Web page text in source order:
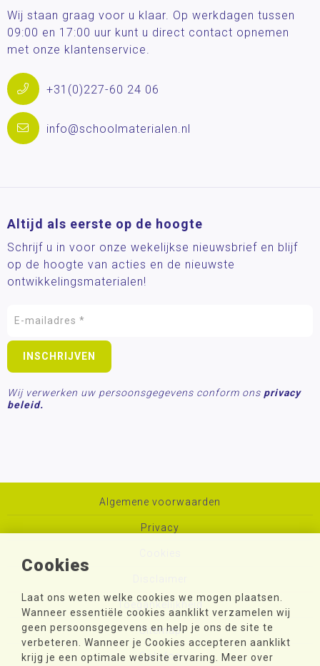
Cookies
Laat ons weten welke cookies we mogen plaatsen.
Wanneer essentiële cookies aanklikt verzamelen wij
geen persoonsgegevens en help je ons de site te
verbeteren. Wanneer je Cookies accepteren aanklikt
krijg je een optimale website ervaring. Meer over
Wij staan graag voor u klaar. Op werkdagen tussen
09:00 en 17:00 uur kunt u direct contact opnemen
met onze klantenservice.
+31(0)227-60 24 06
info@schoolmaterialen.nl
Altijd als eerste op de hoogte
Schrijf u in voor onze wekelijkse nieuwsbrief en blijf
op de hoogte van acties en de nieuwste
ontwikkelingsmaterialen!
Wij verwerken uw persoonsgegevens conform ons privacy
beleid.
Algemene voorwaarden
Privacy
Toegankelijkheid
Sitemap
Colofon